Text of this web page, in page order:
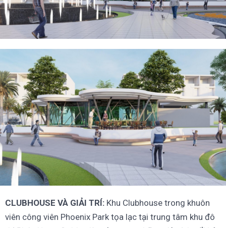
CLUBHOUSE VÀ GIẢI TRÍ: Khu Clubhouse trong khuôn
viên công viên Phoenix Park tọa lạc tại trung tâm khu đô